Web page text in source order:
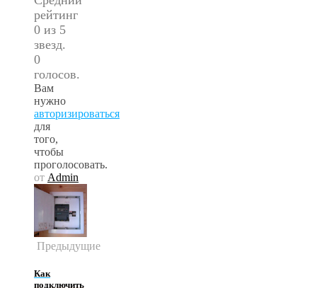
рейтинг
0 из 5
звезд.
0
голосов.
Вам
нужно
авторизироваться
для
того,
чтобы
проголосовать.
от Admin
Предыдущие
Как
подключить